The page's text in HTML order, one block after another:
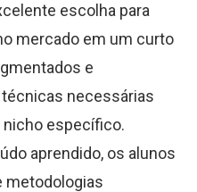
escolha para
mercado em um curto
e
necessárias
específico.
aprendido, os alunos
metodologias